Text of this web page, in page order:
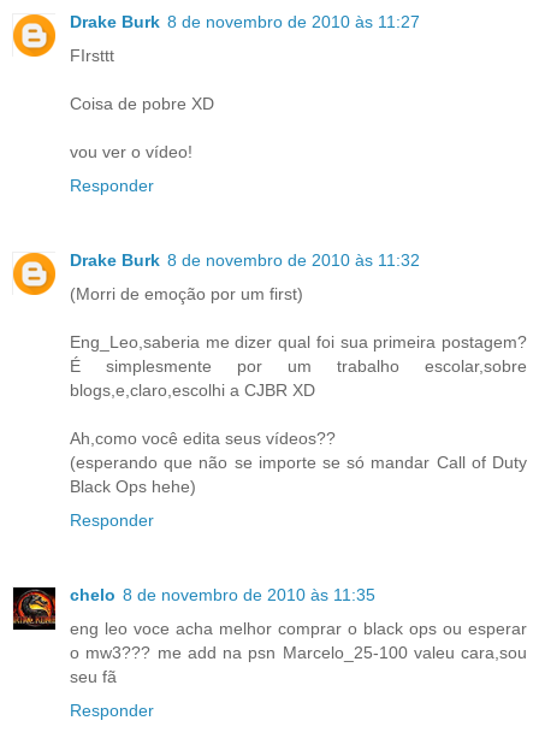
Drake Burk 8 de novembro de 2010 às 11:27
FIrsttt
Coisa de pobre XD
vou ver o vídeo!
Responder
Drake Burk 8 de novembro de 2010 às 11:32
(Morri de emoção por um first)
Eng_Leo,saberia me dizer qual foi sua primeira postagem?
É simplesmente por um trabalho escolar,sobre
blogs,e,claro,escolhi a CJBR XD
Ah,como você edita seus vídeos??
(esperando que não se importe se só mandar Call of Duty
Black Ops hehe)
Responder
chelo 8 de novembro de 2010 às 11:35
eng leo voce acha melhor comprar o black ops ou esperar
o mw3??? me add na psn Marcelo_25-100 valeu cara,sou
seu fã
Responder